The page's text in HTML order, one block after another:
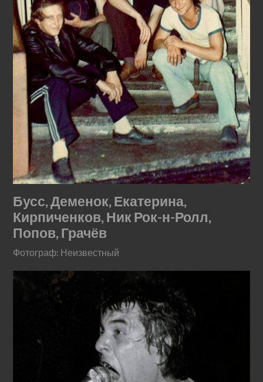
Бусс, Деменок, Екатерина,
Кирпиченков, Ник Рок-н-Ролл,
Попов, Грачёв
Фотограф: Неизвестный